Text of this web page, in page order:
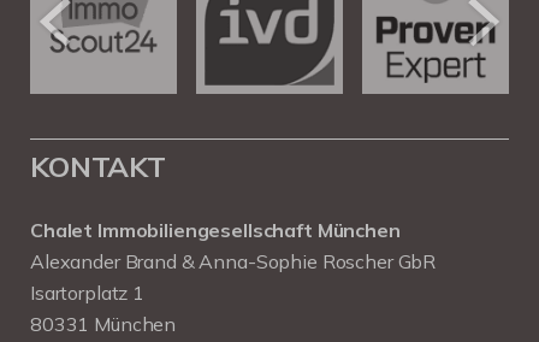
KONTAKT
Chalet Immobiliengesellschaft München
Alexander Brand & Anna-Sophie Roscher GbR
Isartorplatz 1
80331 München